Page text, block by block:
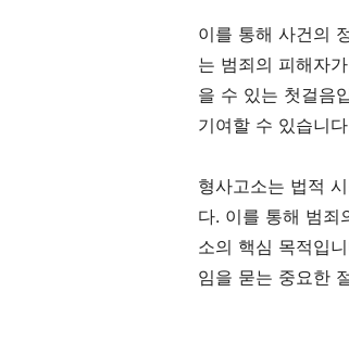
이를 통해 사건의
는 범죄의 피해자
을 수 있는 첫걸음
기여할 수 있습니
형사고소는 법적
다. 이를 통해 범죄
소의 핵심 목적입
임을 묻는 중요한